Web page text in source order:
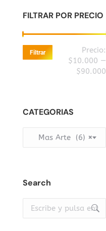
FILTRAR POR PRECIO
Filtrar
Precio:
$10.000 —
$90.000
CATEGORIAS
×
Mas Arte (6)
Search